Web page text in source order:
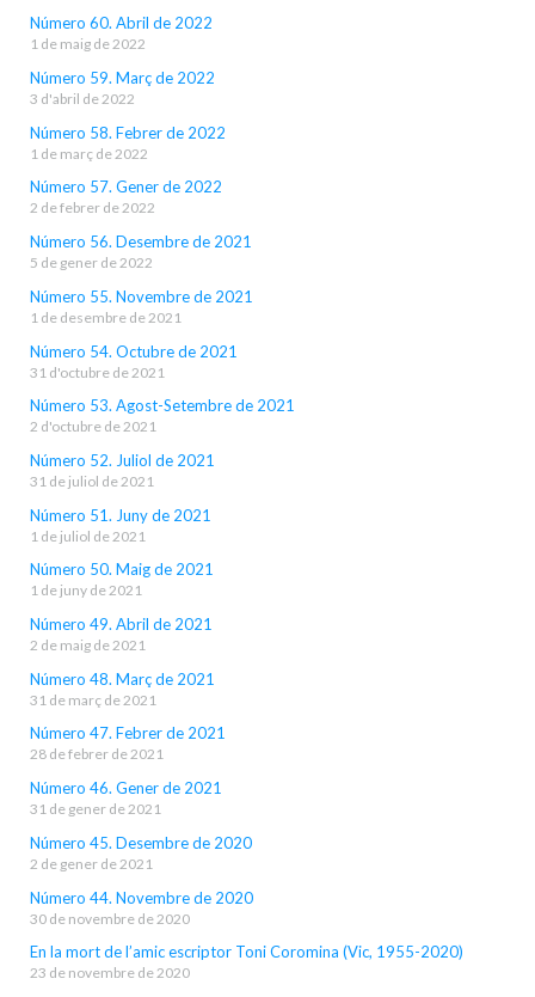
Número 60. Abril de 2022
1 de maig de 2022
Número 59. Març de 2022
3 d'abril de 2022
Número 58. Febrer de 2022
1 de març de 2022
Número 57. Gener de 2022
2 de febrer de 2022
Número 56. Desembre de 2021
5 de gener de 2022
Número 55. Novembre de 2021
1 de desembre de 2021
Número 54. Octubre de 2021
31 d'octubre de 2021
Número 53. Agost-Setembre de 2021
2 d'octubre de 2021
Número 52. Juliol de 2021
31 de juliol de 2021
Número 51. Juny de 2021
1 de juliol de 2021
Número 50. Maig de 2021
1 de juny de 2021
Número 49. Abril de 2021
2 de maig de 2021
Número 48. Març de 2021
31 de març de 2021
Número 47. Febrer de 2021
28 de febrer de 2021
Número 46. Gener de 2021
31 de gener de 2021
Número 45. Desembre de 2020
2 de gener de 2021
Número 44. Novembre de 2020
30 de novembre de 2020
En la mort de l’amic escriptor Toni Coromina (Vic, 1955-2020)
23 de novembre de 2020